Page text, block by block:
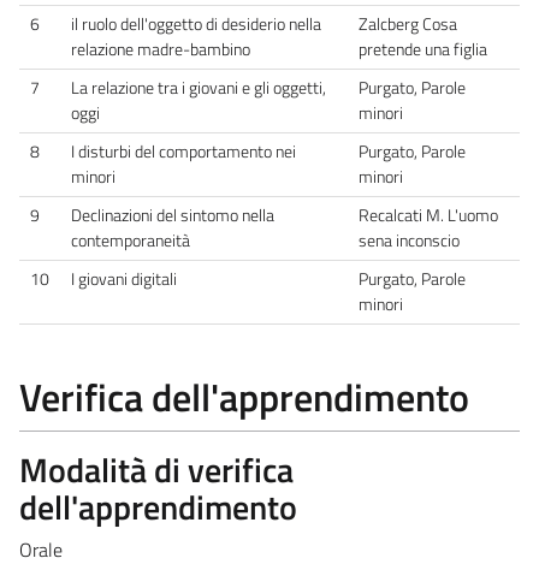
6
il ruolo dell'oggetto di desiderio nella
relazione madre-bambino
Zalcberg Cosa
pretende una figlia
7
La relazione tra i giovani e gli oggetti,
oggi
Purgato, Parole
minori
8
I disturbi del comportamento nei
minori
Purgato, Parole
minori
9
Declinazioni del sintomo nella
contemporaneità
Recalcati M. L'uomo
sena inconscio
10
I giovani digitali
Purgato, Parole
minori
Verifica dell'apprendimento
Modalità di verifica
dell'apprendimento
Orale